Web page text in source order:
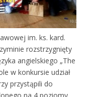
im. ks. kard.
rozstrzygnięty
angielskiego „The
w konkursie udział
przystąpili do